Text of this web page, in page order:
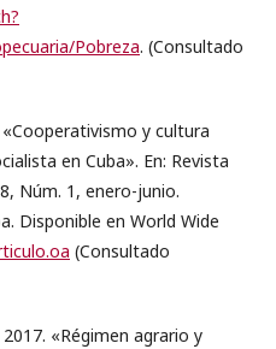
Pobreza. (Consultado
y cultura
en Cuba». En: Revista
Núm. 1, enero-junio.
Disponible en World Wide
(Consultado
«Régimen agrario y